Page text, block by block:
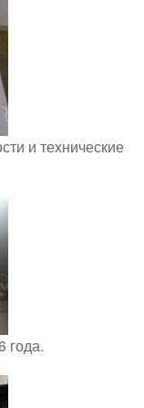
и технические
года.